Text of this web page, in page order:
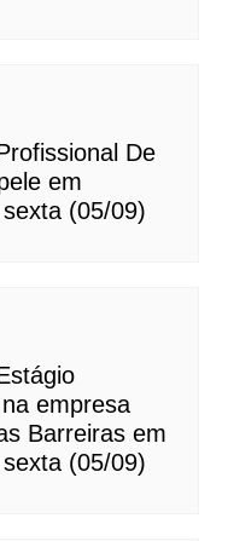
De
em
(05/09)
empresa
Barreiras em
(05/09)